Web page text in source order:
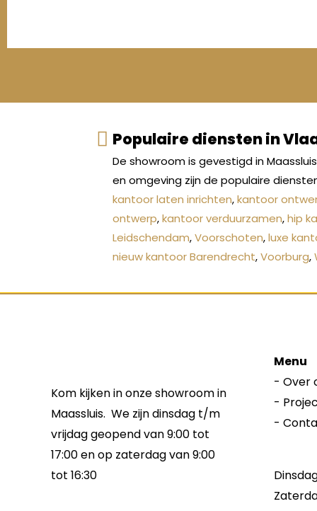
Populaire diensten in
De showroom is gevestigd in
en omgeving zijn de populaire
kantoor laten inrichten,kantoor
ontwerp,kantoor verduurzamen,hip
Leidschendam,Voorschoten,luxe
nieuw kantoor Barendrecht,Voorburg,
Kom kijken in onze showroom in
Maassluis. We zijn dinsdag t/m
vrijdag geopend van 9:00 tot
17:00 en op zaterdag van 9:00
tot 16:30
Menu
- Over
-
-